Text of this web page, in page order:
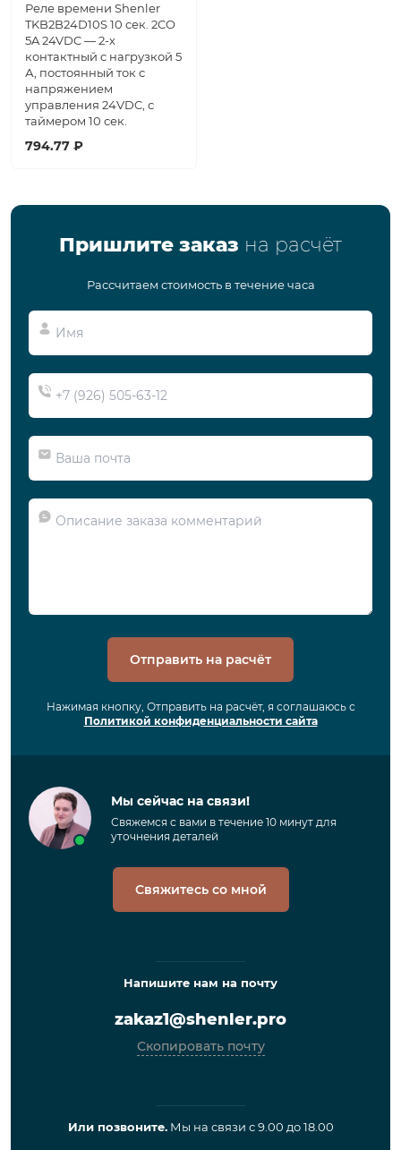
Реле времени Shenler
TKB2B24D10S 10 сек. 2CO
5A 24VDC — 2-х
контактный с нагрузкой 5
А, постоянный ток с
напряжением
управления 24VDC, с
таймером 10 сек.
794.77 ₽
Пришлите заказ на расчёт
Рассчитаем стоимость в течение часа
Отправить на расчёт
Нажимая кнопку, Отправить на расчёт, я соглашаюсь с
Политикой конфиденциальности сайта
Мы сейчас на связи!
Свяжемся с вами в течение 10 минут для
уточнения деталей
Свяжитесь со мной
Напишите нам на почту
zakaz1@shenler.pro
Скопировать почту
Или позвоните.Мы на связи с 9.00 до 18.00